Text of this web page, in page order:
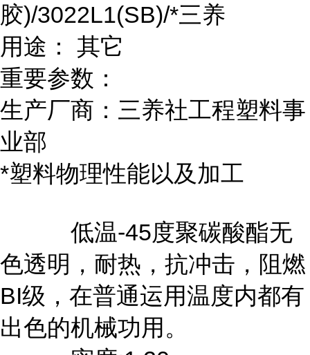
胶)/3022L1(SB)/*三养
用途： 其它
重要参数：
生产厂商：三养社工程塑料事
业部
*塑料物理性能以及加工
低温-45度聚碳酸酯无
色透明，耐热，抗冲击，阻燃
BI级，在普通运用温度内都有
出色的机械功用。